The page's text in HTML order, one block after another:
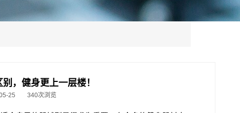
，健身更上一层楼！
25 340次浏览